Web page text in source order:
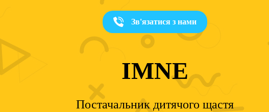
Зв'язатися з нами
IMNE
Постачальник дитячого щастя